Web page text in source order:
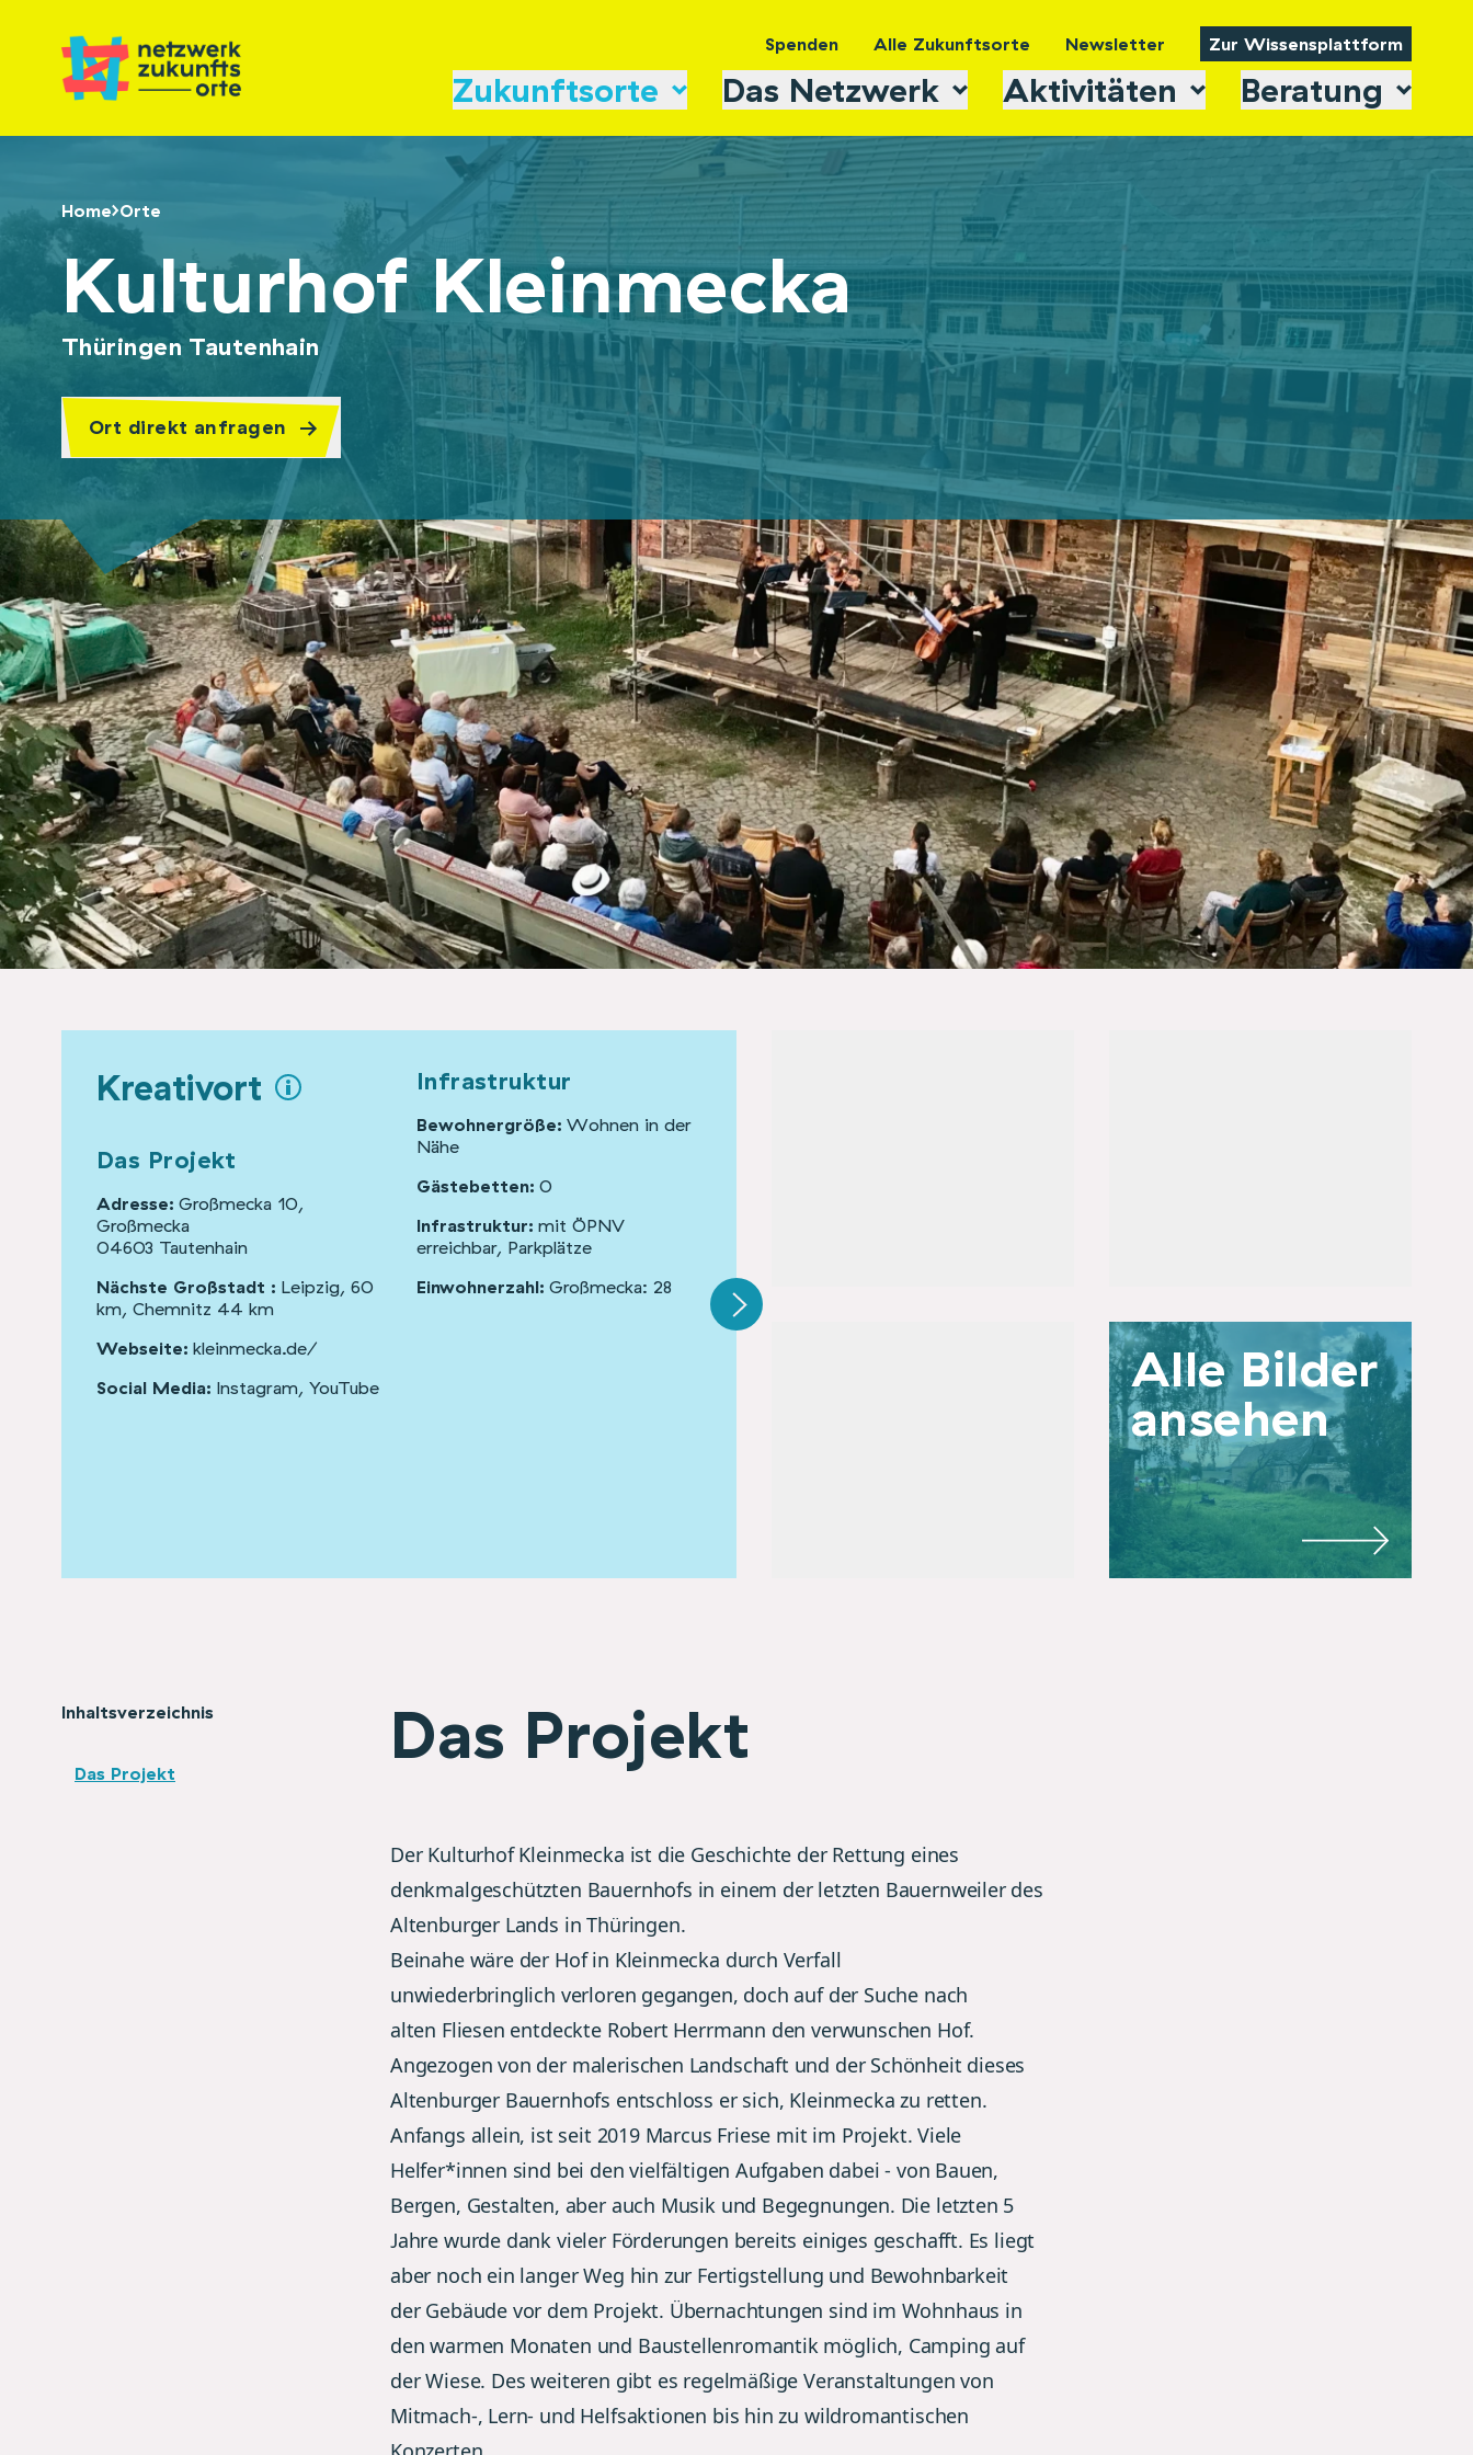
Spenden Alle Zukunftsorte Newsletter Zur Wissensplattform
Zukunftsorte Das Netzwerk Aktivitäten Beratung
Home Orte
Kulturhof Kleinmecka
Thüringen Tautenhain
Ort direkt anfragen
Alle Bilder
ansehen
Kreativort
Das Projekt
Adresse: Großmecka 10,
Großmecka
04603 Tautenhain
Nächste Großstadt : Leipzig, 60
km, Chemnitz 44 km
Webseite: kleinmecka.de/
Social Media: Instagram, YouTube
Infrastruktur
Bewohnergröße: Wohnen in der
Nähe
Gästebetten: 0
Infrastruktur: mit ÖPNV
erreichbar, Parkplätze
Einwohnerzahl: Großmecka: 28
Standort:
Grundstücksgröße:
Inhaltsverzeichnis
Das Projekt Das Projekt
Der Kulturhof Kleinmecka ist die Geschichte der Rettung eines
denkmalgeschützten Bauernhofs in einem der letzten Bauernweiler des
Altenburger Lands in Thüringen.
Beinahe wäre der Hof in Kleinmecka durch Verfall
unwiederbringlich verloren gegangen, doch auf der Suche nach
alten Fliesen entdeckte Robert Herrmann den verwunschen Hof.
Angezogen von der malerischen Landschaft und der Schönheit dieses
Altenburger Bauernhofs entschloss er sich, Kleinmecka zu retten.
Anfangs allein, ist seit 2019 Marcus Friese mit im Projekt. Viele
Helfer*innen sind bei den vielfältigen Aufgaben dabei - von Bauen,
Bergen, Gestalten, aber auch Musik und Begegnungen. Die letzten 5
Jahre wurde dank vieler Förderungen bereits einiges geschafft. Es liegt
aber noch ein langer Weg hin zur Fertigstellung und Bewohnbarkeit
der Gebäude vor dem Projekt. Übernachtungen sind im Wohnhaus in
den warmen Monaten und Baustellenromantik möglich, Camping auf
der Wiese. Des weiteren gibt es regelmäßige Veranstaltungen von
Mitmach-, Lern- und Helfsaktionen bis hin zu wildromantischen